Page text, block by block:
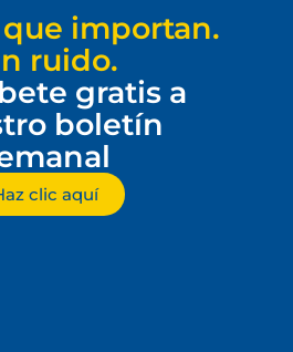
importan.
ruido.
gratis a
boletín
clic aquí